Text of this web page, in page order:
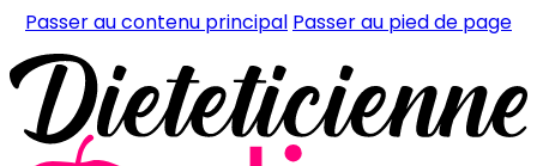
Passer au contenu principal Passer au pied de page